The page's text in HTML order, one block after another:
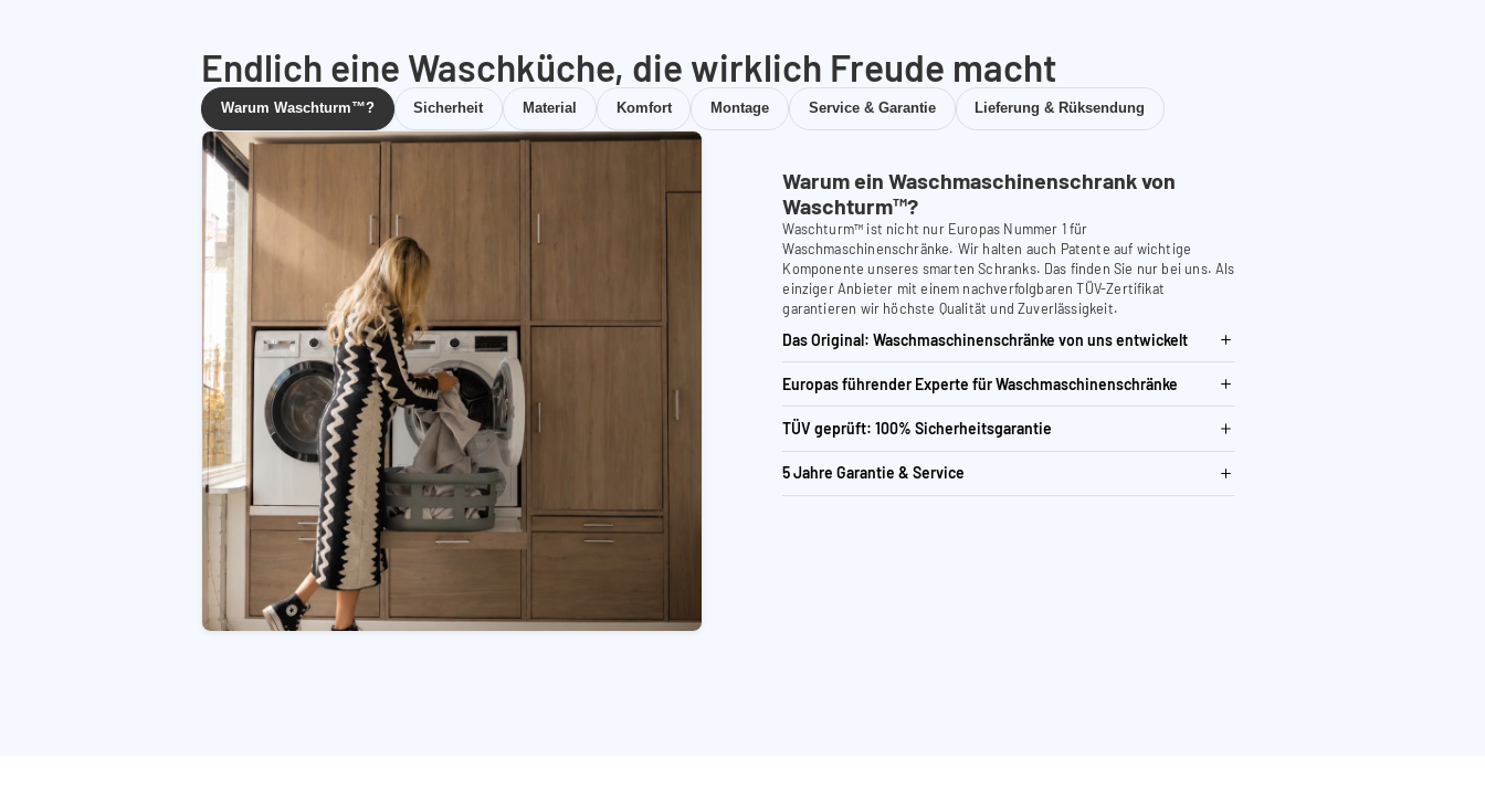
Endlich eine Waschküche, die wirklich Freude macht
Warum Waschturm™? Sicherheit Material Komfort Montage Service & Garantie Lieferung & Rüksendung
Warum ein Waschmaschinenschrank von
Waschturm™?
Waschturm™ ist nicht nur Europas Nummer 1 für
Waschmaschinenschränke. Wir halten auch Patente auf wichtige
Komponente unseres smarten Schranks. Das finden Sie nur bei uns. Als
einziger Anbieter mit einem nachverfolgbaren TÜV-Zertifikat
garantieren wir höchste Qualität und Zuverlässigkeit.
Das Original: Waschmaschinenschränke von uns entwickelt
Europas führender Experte für Waschmaschinenschränke
TÜV geprüft: 100% Sicherheitsgarantie
5 Jahre Garantie & Service